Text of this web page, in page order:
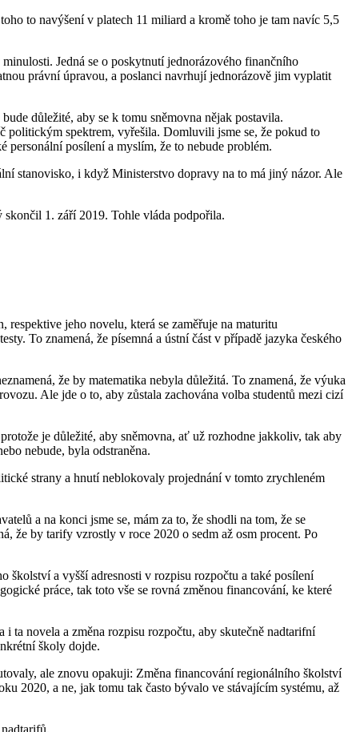
to navýšení v platech 11 miliard a kromě toho je tam navíc 5,5
Jedná se o poskytnutí jednorázového finančního
právní úpravou, a poslanci navrhují jednorázově jim vyplatit
důležité, aby se k tomu sněmovna nějak postavila.
politickým spektrem, vyřešila. Domluvili jsme se, že pokud to
personální posílení a myslím, že to nebude problém.
stanovisko, i když Ministerstvo dopravy na to má jiný názor. Ale
1. září 2019. Tohle vláda podpořila.
jeho novelu, která se zaměřuje na maturitu
To znamená, že písemná a ústní část v případě jazyka českého
že by matematika nebyla důležitá. To znamená, že výuka
Ale jde o to, aby zůstala zachována volba studentů mezi cizí
je důležité, aby sněmovna, ať už rozhodne jakkoliv, tak aby
nebude, byla odstraněna.
strany a hnutí neblokovaly projednání v tomto zrychleném
a na konci jsme se, mám za to, že shodli na tom, že se
že by tarify vzrostly v roce 2020 o sedm až osm procent. Po
školství a vyšší adresnosti v rozpisu rozpočtu a také posílení
práce, tak toto vše se rovná změnou financování, ke které
ta novela a změna rozpisu rozpočtu, aby skutečně nadtarifní
školy dojde.
ale znovu opakuji: Změna financování regionálního školství
2020, a ne, jak tomu tak často bývalo ve stávajícím systému, až